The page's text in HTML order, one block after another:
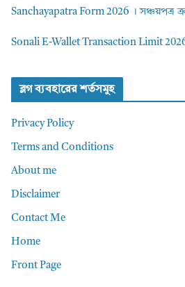
Sanchayapatra Form 2026 । সঞ্চয়পত্র
Sonali E-Wallet Transaction Limit
ব্লগ ব্যবহারের শর্তসমুহ
Privacy Policy
Terms and Conditions
About me
Disclaimer
Contact Me
Home
Front Page